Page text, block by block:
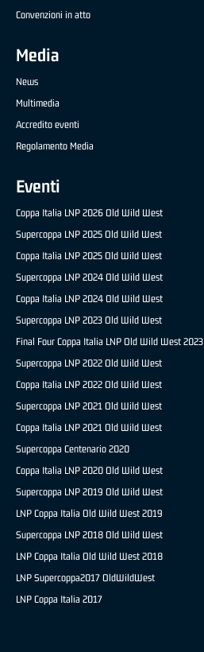
Convenzioni in atto
Media
News
Multimedia
Accredito eventi
Regolamento Media
Eventi
Coppa Italia LNP 2026 Old Wild West
Supercoppa LNP 2025 Old Wild West
Coppa Italia LNP 2025 Old Wild West
Supercoppa LNP 2024 Old Wild West
Coppa Italia LNP 2024 Old Wild West
Supercoppa LNP 2023 Old Wild West
Final Four Coppa Italia LNP Old Wild West 2023
Supercoppa LNP 2022 Old Wild West
Coppa Italia LNP 2022 Old Wild West
Supercoppa LNP 2021 Old Wild West
Coppa Italia LNP 2021 Old Wild West
Supercoppa Centenario 2020
Coppa Italia LNP 2020 Old Wild West
Supercoppa LNP 2019 Old Wild West
LNP Coppa Italia Old Wild West 2019
Supercoppa LNP 2018 Old Wild West
LNP Coppa Italia Old Wild West 2018
LNP Supercoppa2017 OldWildWest
LNP Coppa Italia 2017